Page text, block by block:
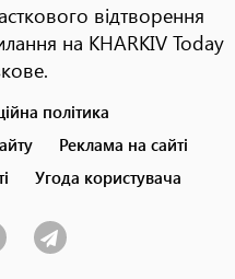
відтворення
на KHARKIV Today
політика
Реклама на сайті
Угода користувача